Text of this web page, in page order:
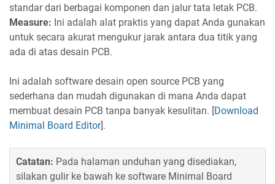
standar dari berbagai komponen dan jalur tata letak PCB.
Measure: Ini adalah alat praktis yang dapat Anda gunakan
untuk secara akurat mengukur jarak antara dua titik yang
ada di atas desain PCB.
Ini adalah software desain open source PCB yang
sederhana dan mudah digunakan di mana Anda dapat
membuat desain PCB tanpa banyak kesulitan. [Download
Minimal Board Editor].
Catatan: Pada halaman unduhan yang disediakan,
silakan gulir ke bawah ke software Minimal Board